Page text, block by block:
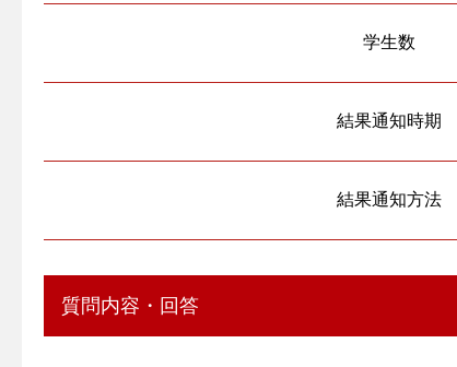
学生数
結果通知時期
結果通知方法
質問内容・回答